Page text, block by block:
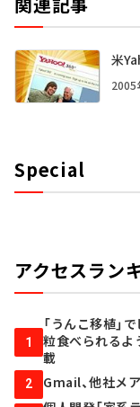
米
2005
Special
アクセスラン
1
「うんこ移植」
粒食べられる
載
2
Gmail、他社メ